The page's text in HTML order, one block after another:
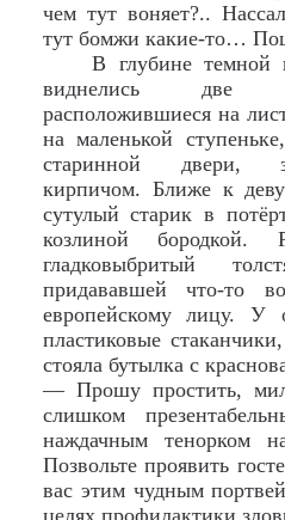
чем тут воняет?..
тут бомжи какие-то…
В глубине темной
виднелись две
расположившиеся на
на маленькой
старинной двери,
кирпичом. Ближе к
сутулый старик в
козлиной бородкой.
гладковыбритый
придававшей что-то
европейскому лицу. У
пластиковые
стояла бутылка с
— Прошу простить,
слишком
наждачным тенорком
Позвольте проявить
вас этим чудным
целях профилактики